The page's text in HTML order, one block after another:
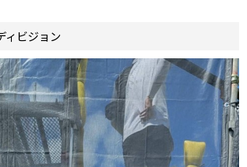
ィビジョン